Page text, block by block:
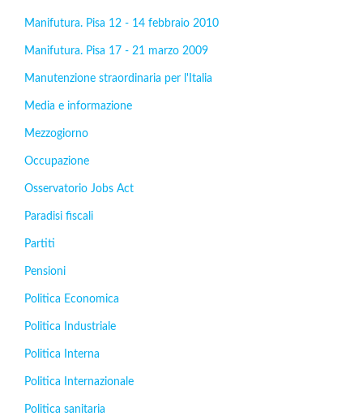
Manifutura. Pisa 12 - 14 febbraio 2010
Manifutura. Pisa 17 - 21 marzo 2009
Manutenzione straordinaria per l'Italia
Media e informazione
Mezzogiorno
Occupazione
Osservatorio Jobs Act
Paradisi fiscali
Partiti
Pensioni
Politica Economica
Politica Industriale
Politica Interna
Politica Internazionale
Politica sanitaria